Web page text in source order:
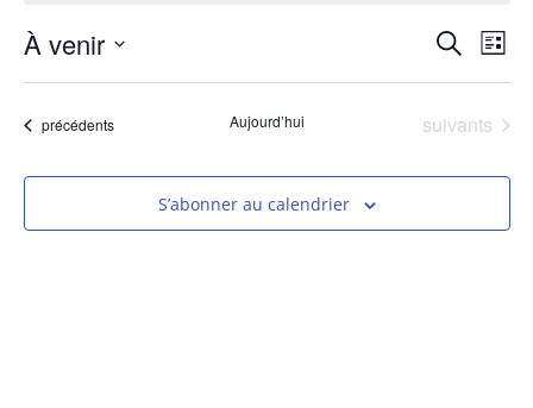
et
Recherche
Liste
À venir
une
Évènements
précédents Aujourd’hui Évènements
suivants
S’abonner au calendrier